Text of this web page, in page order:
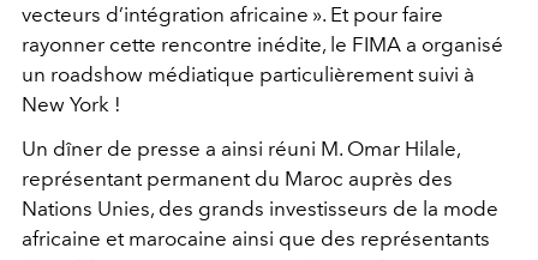
vecteurs d’intégration africaine ». Et pour faire
rayonner cette rencontre inédite, le FIMA a organisé
un roadshow médiatique particulièrement suivi à
New York !
Un dîner de presse a ainsi réuni M. Omar Hilale,
représentant permanent du Maroc auprès des
Nations Unies, des grands investisseurs de la mode
africaine et marocaine ainsi que des représentants